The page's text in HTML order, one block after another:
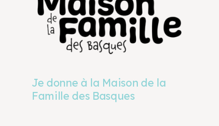
Je donne à la Maison de la
Famille des Basques